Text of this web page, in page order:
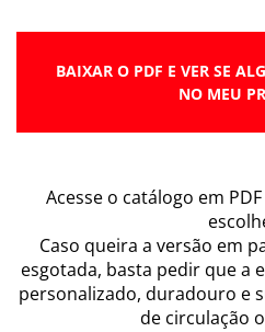
BAIXAR O PDF E VER SE
NO MEU
Acesse o catálogo em
Caso queira a versão em
esgotada, basta pedir que a
personalizado, duradouro e
de circulação